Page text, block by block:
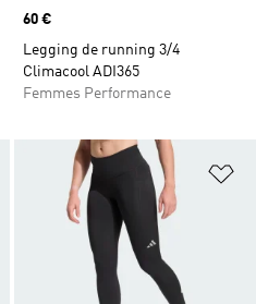
Prix
60 €
Legging de running 3/4
Climacool ADI365
Femmes Performance
Ajouter à la Liste de produits